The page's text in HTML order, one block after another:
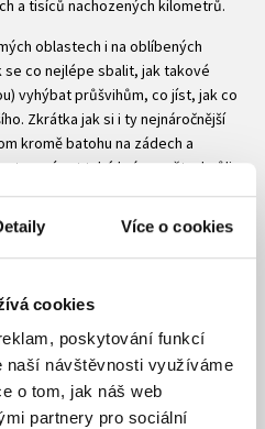
Více o cookies
cookies
poskytování funkcí
naší návštěvnosti využíváme
o tom, jak náš web
partnery pro sociální
a tisíců nachozených kilometrů.
oblastech i na oblíbených
se co nejlépe sbalit, jak takové
vyhýbat průšvihům, co jíst, jak co
Zkrátka jak si i ty nejnáročnější
kromě batohu na zádech a
vnímat také krásy světa, kvůli
přál vědět předtím, než jsem kdysi
divočiny.